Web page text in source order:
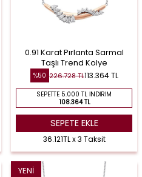
0.91 Karat Pırlanta Sarmal
Taşlı Trend Kolye
%50 226.728TL113.364TL
SEPETTE 5.000 TL İNDIRIM
108.364 TL
SEPETE EKLE
36.121TL x 3 Taksit
YENI